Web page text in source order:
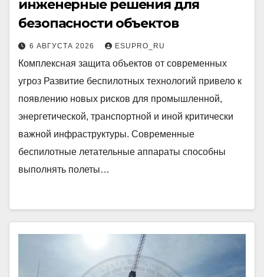
инженерные решения для
безопасности объектов
6 АВГУСТА 2026 ESUPRO_RU
Комплексная защита объектов от современных
угроз Развитие беспилотных технологий привело к
появлению новых рисков для промышленной,
энергетической, транспортной и иной критически
важной инфраструктуры. Современные
беспилотные летательные аппараты способны
выполнять полеты…